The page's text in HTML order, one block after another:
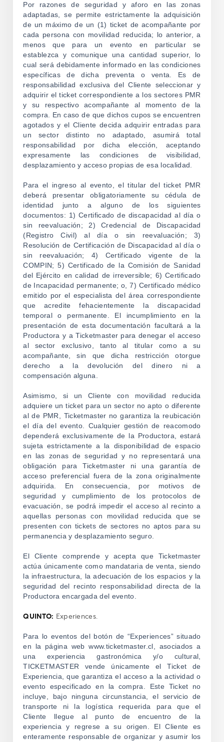
Por razones de seguridad y aforo en las zonas
adaptadas, se permite estrictamente la adquisición
de un máximo de un (1) ticket de acompañante por
cada persona con movilidad reducida; lo anterior, a
menos que para un evento en particular se
establezca y comunique una cantidad superior, lo
cual será debidamente informado en las condiciones
específicas de dicha preventa o venta. Es de
responsabilidad exclusiva del Cliente seleccionar y
adquirir el ticket correspondiente a los sectores PMR
y su respectivo acompañante al momento de la
compra. En caso de que dichos cupos se encuentren
agotados y el Cliente decida adquirir entradas para
un sector distinto no adaptado, asumirá total
responsabilidad por dicha elección, aceptando
expresamente las condiciones de visibilidad,
desplazamiento y acceso propias de esa localidad.
Para el ingreso al evento, el titular del ticket PMR
deberá presentar obligatoriamente su cédula de
identidad junto a alguno de los siguientes
documentos: 1) Certificado de discapacidad al día o
sin reevaluación; 2) Credencial de Discapacidad
(Registro Civil) al día o sin reevaluación; 3)
Resolución de Certificación de Discapacidad al día o
sin reevaluación; 4) Certificado vigente de la
COMPIN; 5) Certificado de la Comisión de Sanidad
del Ejército en calidad de irreversible; 6) Certificado
de Incapacidad permanente; o, 7) Certificado médico
emitido por el especialista del área correspondiente
que acredite fehacientemente la discapacidad
temporal o permanente. El incumplimiento en la
presentación de esta documentación facultará a la
Productora y a Ticketmaster para denegar el acceso
al sector exclusivo, tanto al titular como a su
acompañante, sin que dicha restricción otorgue
derecho a la devolución del dinero ni a
compensación alguna.
Asimismo, si un Cliente con movilidad reducida
adquiere un ticket para un sector no apto o diferente
al de PMR, Ticketmaster no garantiza la reubicación
el día del evento. Cualquier gestión de reacomodo
dependerá exclusivamente de la Productora, estará
sujeta estrictamente a la disponibilidad de espacio
en las zonas de seguridad y no representará una
obligación para Ticketmaster ni una garantía de
acceso preferencial fuera de la zona originalmente
adquirida. En consecuencia, por motivos de
seguridad y cumplimiento de los protocolos de
evacuación, se podrá impedir el acceso al recinto a
aquellas personas con movilidad reducida que se
presenten con tickets de sectores no aptos para su
permanencia y desplazamiento seguro.
El Cliente comprende y acepta que Ticketmaster
actúa únicamente como mandataria de venta, siendo
la infraestructura, la adecuación de los espacios y la
seguridad del recinto responsabilidad directa de la
Productora encargada del evento.
QUINTO: Experiences.
Para lo eventos del botón de “Experiences” situado
en la página web www.ticketmaster.cl, asociados a
una experiencia gastronómica y/o cultural,
TICKETMASTER vende únicamente el Ticket de
Experiencia, que garantiza el acceso a la actividad o
evento especificado en la compra. Este Ticket no
incluye, bajo ninguna circunstancia, el servicio de
transporte ni la logística requerida para que el
Cliente llegue al punto de encuentro de la
experiencia y regrese a su origen. El Cliente es
enteramente responsable de organizar y asumir los